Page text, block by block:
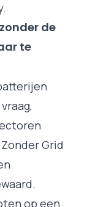
.
de
te
Grid
op een